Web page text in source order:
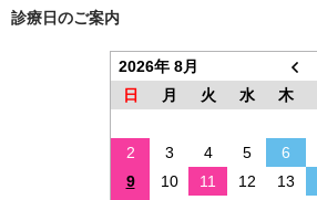
診療日のご案内
2026年 8月
日
月 火 水 木
2
3 4 5 6
9
10 11 12 13